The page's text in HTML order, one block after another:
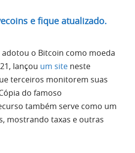
e fique atualizado.
adotou o Bitcoin como moeda
lançou um site neste
terceiros monitorem suas
do famoso
também serve como um
mostrando taxas e outras